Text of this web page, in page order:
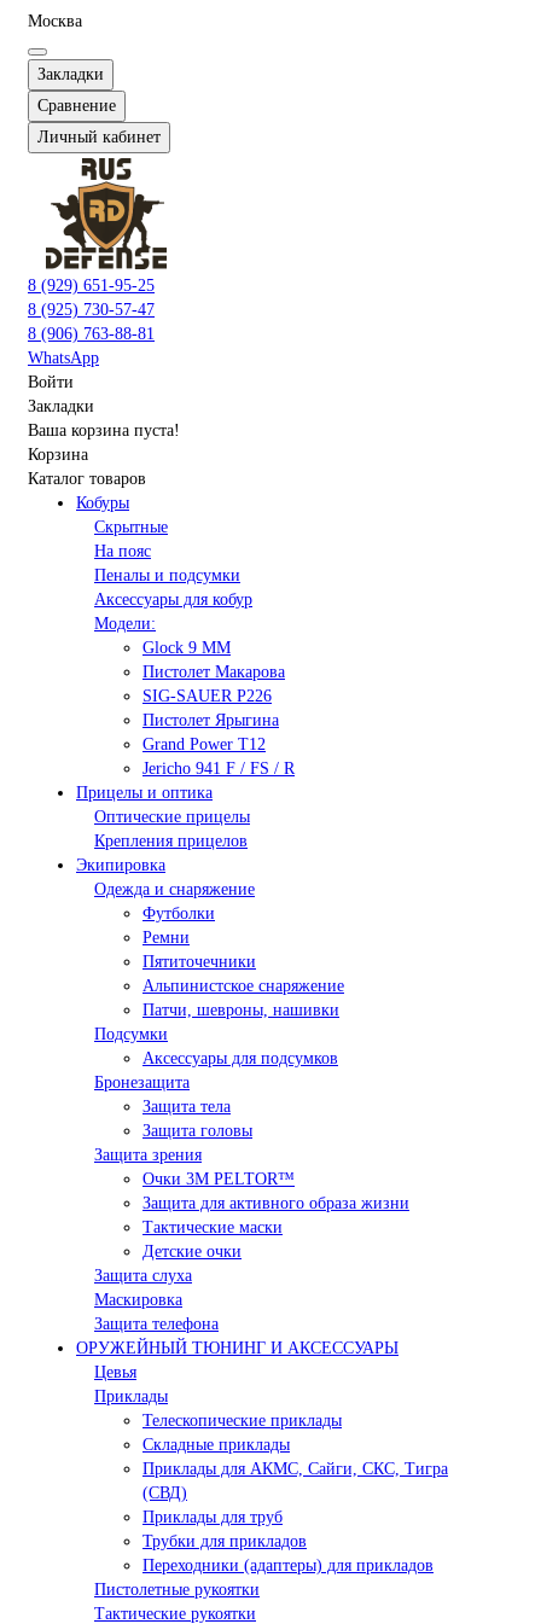
Москва
Закладки
Сравнение
Личный кабинет
8 (929) 651-95-25
8 (925) 730-57-47
8 (906) 763-88-81
WhatsApp
Войти
Закладки
Ваша корзина пуста!
Корзина
Каталог товаров
Кобуры
Скрытные
На пояс
Пеналы и подсумки
Аксессуары для кобур
Модели:
Glock 9 ММ
Пистолет Макарова
SIG-SAUER P226
Пистолет Ярыгина
Grand Power T12
Jericho 941 F / FS / R
Прицелы и оптика
Оптические прицелы
Крепления прицелов
Экипировка
Одежда и снаряжение
Футболки
Ремни
Пятиточечники
Альпинистское снаряжение
Патчи, шевроны, нашивки
Подсумки
Аксессуары для подсумков
Бронезащита
Защита тела
Защита головы
Защита зрения
Очки 3М PELTOR™
Защита для активного образа жизни
Тактические маски
Детские очки
Защита слуха
Маскировка
Защита телефона
ОРУЖЕЙНЫЙ ТЮНИНГ И АКСЕССУАРЫ
Цевья
Приклады
Телескопические приклады
Складные приклады
Приклады для АКМС, Сайги, СКС, Тигра
(СВД)
Приклады для труб
Трубки для прикладов
Переходники (адаптеры) для прикладов
Пистолетные рукоятки
Тактические рукоятки